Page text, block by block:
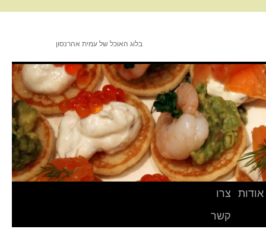
בלוג האוכל של עמית אהרנסון
אודות
צרו
קשר